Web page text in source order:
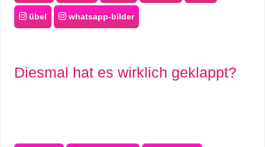
übel whatsapp-bilder
Diesmal hat es wirklich geklappt?